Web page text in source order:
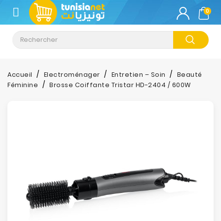
CATÉGORIE
Climatisation
Informatique
Son-
Photos
0
Accueil Electroménager Entretien – Soin
Beauté
Féminine
Brosse Coiffante Tristar HD-2404 / 600W